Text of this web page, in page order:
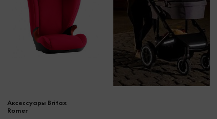
Аксессуары Britax
Romer